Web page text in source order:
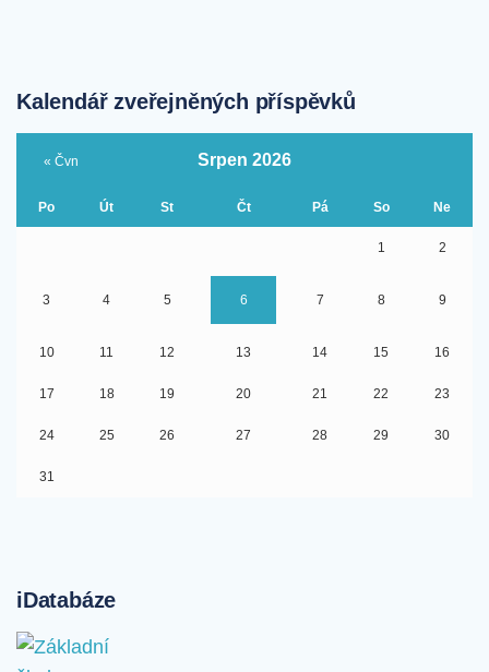
Kalendář zveřejněných příspěvků
Srpen 2026
Po Út St Čt Pá So Ne
1 2
3 4 5 6 7 8 9
10 11 12 13 14 15 16
17 18 19 20 21 22 23
24 25 26 27 28 29 30
31
« Čvn
iDatabáze